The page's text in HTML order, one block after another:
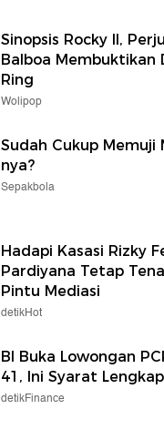
Sinopsis Rocky II,
Balboa Membuktikan
Ring
Wolipop
Sudah Cukup Memuji
nya?
Sepakbola
Hadapi Kasasi Rizky
Pardiyana Tetap
Pintu Mediasi
detikHot
BI Buka Lowongan
41, Ini Syarat
detikFinance